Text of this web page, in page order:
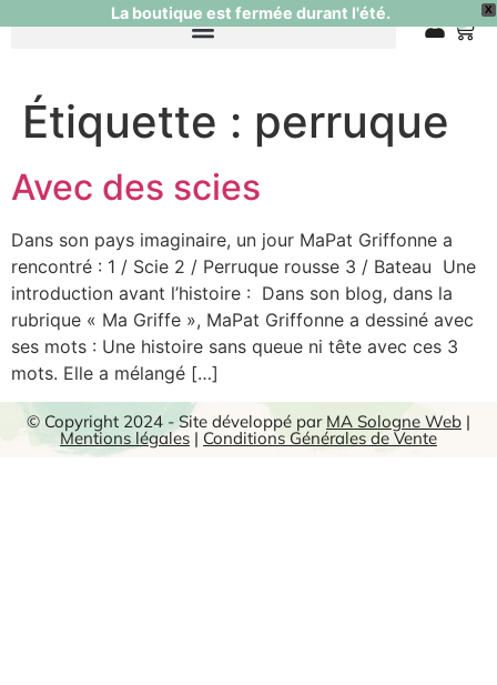
X
La boutique est fermée durant l'été.
Étiquette : perruque
Avec des scies
Dans son pays imaginaire, un jour MaPat Griffonne a
rencontré : 1 / Scie 2 / Perruque rousse 3 / Bateau Une
introduction avant l’histoire : Dans son blog, dans la
rubrique « Ma Griffe », MaPat Griffonne a dessiné avec
ses mots : Une histoire sans queue ni tête avec ces 3
mots. Elle a mélangé […]
© Copyright 2024 - Site développé par MA Sologne Web |
Mentions légales | Conditions Générales de Vente